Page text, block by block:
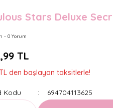
Stars Deluxe
- 0 Yorum
TL
TL den başlayan taksitlerle!
Kodu 694704113625